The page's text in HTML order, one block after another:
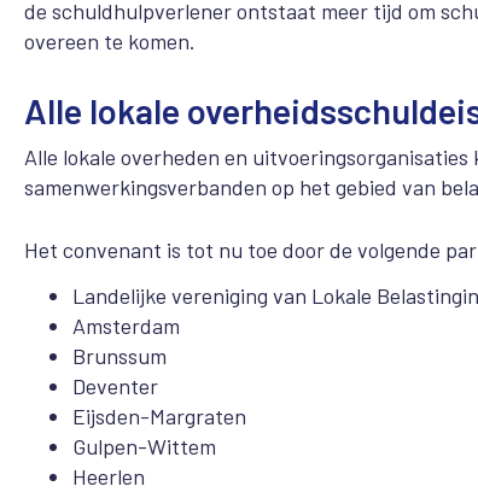
de schuldhulpverlener ontstaat meer tijd om
overeen te komen.
Alle lokale
Alle lokale overheden en
samenwerkingsverbanden op het gebied van
Het convenant is tot nu toe door de volgende
Landelijke vereniging van Lokale
Amsterdam
Brunssum
Deventer
Eijsden-Margraten
Gulpen-Wittem
Heerlen